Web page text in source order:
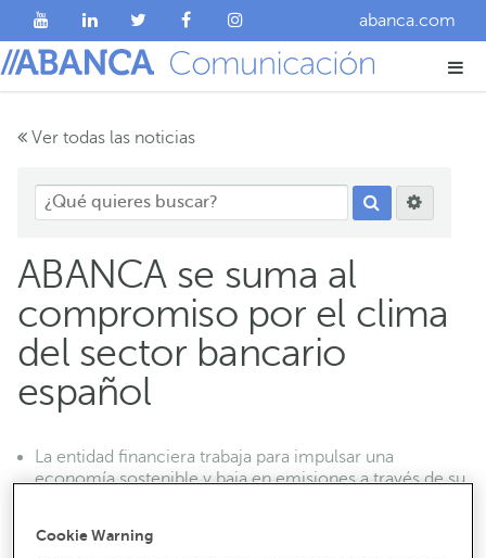
abanca.com
Ver todas las noticias
ABANCA se suma al
compromiso por el clima
del sector bancario
español
La entidad financiera trabaja para impulsar una
economía sostenible y baja en emisiones a través de su
El banco participó en septiembre en el lanzamiento
Cookie Warning